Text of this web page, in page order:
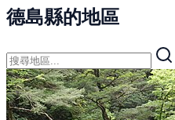
德島縣的地區